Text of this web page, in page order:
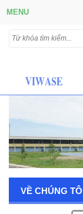
MENU
VỀ CHÚNG